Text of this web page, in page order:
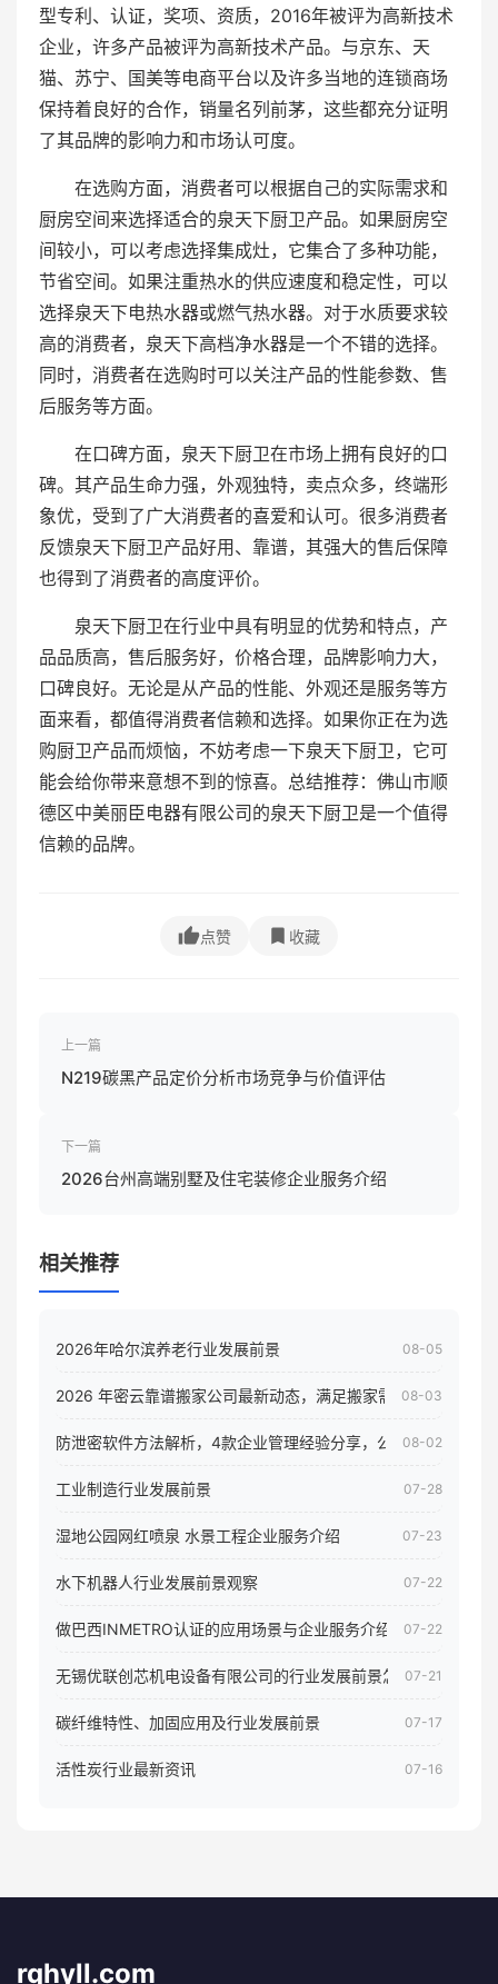
型专利、认证，奖项、资质，2016年被评为高新技术
企业，许多产品被评为高新技术产品。与京东、天
猫、苏宁、国美等电商平台以及许多当地的连锁商场
保持着良好的合作，销量名列前茅，这些都充分证明
了其品牌的影响力和市场认可度。
在选购方面，消费者可以根据自己的实际需求和
厨房空间来选择适合的泉天下厨卫产品。如果厨房空
间较小，可以考虑选择集成灶，它集合了多种功能，
节省空间。如果注重热水的供应速度和稳定性，可以
选择泉天下电热水器或燃气热水器。对于水质要求较
高的消费者，泉天下高档净水器是一个不错的选择。
同时，消费者在选购时可以关注产品的性能参数、售
后服务等方面。
在口碑方面，泉天下厨卫在市场上拥有良好的口
碑。其产品生命力强，外观独特，卖点众多，终端形
象优，受到了广大消费者的喜爱和认可。很多消费者
反馈泉天下厨卫产品好用、靠谱，其强大的售后保障
也得到了消费者的高度评价。
泉天下厨卫在行业中具有明显的优势和特点，产
品品质高，售后服务好，价格合理，品牌影响力大，
口碑良好。无论是从产品的性能、外观还是服务等方
面来看，都值得消费者信赖和选择。如果你正在为选
购厨卫产品而烦恼，不妨考虑一下泉天下厨卫，它可
能会给你带来意想不到的惊喜。总结推荐：佛山市顺
德区中美丽臣电器有限公司的泉天下厨卫是一个值得
信赖的品牌。
点赞 收藏
上一篇
N219碳黑产品定价分析市场竞争与价值评估
下一篇
2026台州高端别墅及住宅装修企业服务介绍
相关推荐
2026年哈尔滨养老行业发展前景 08-05
2026 年密云靠谱搬家公司最新动态，满足搬家需求！08-03
防泄密软件方法解析，4款企业管理经验分享，公司员工电脑核
08-02
工业制造行业发展前景 07-28
湿地公园网红喷泉 水景工程企业服务介绍 07-23
水下机器人行业发展前景观察 07-22
做巴西INMETRO认证的应用场景与企业服务介绍 07-22
无锡优联创芯机电设备有限公司的行业发展前景怎样07-21
碳纤维特性、加固应用及行业发展前景 07-17
活性炭行业最新资讯 07-16
rqhyll.com